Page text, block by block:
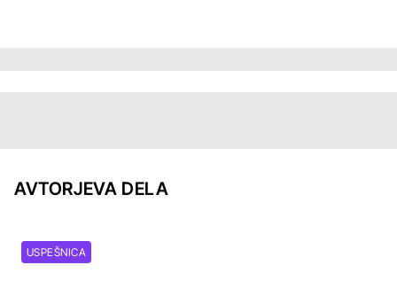
AVTORJEVA DELA
USPEŠNICA